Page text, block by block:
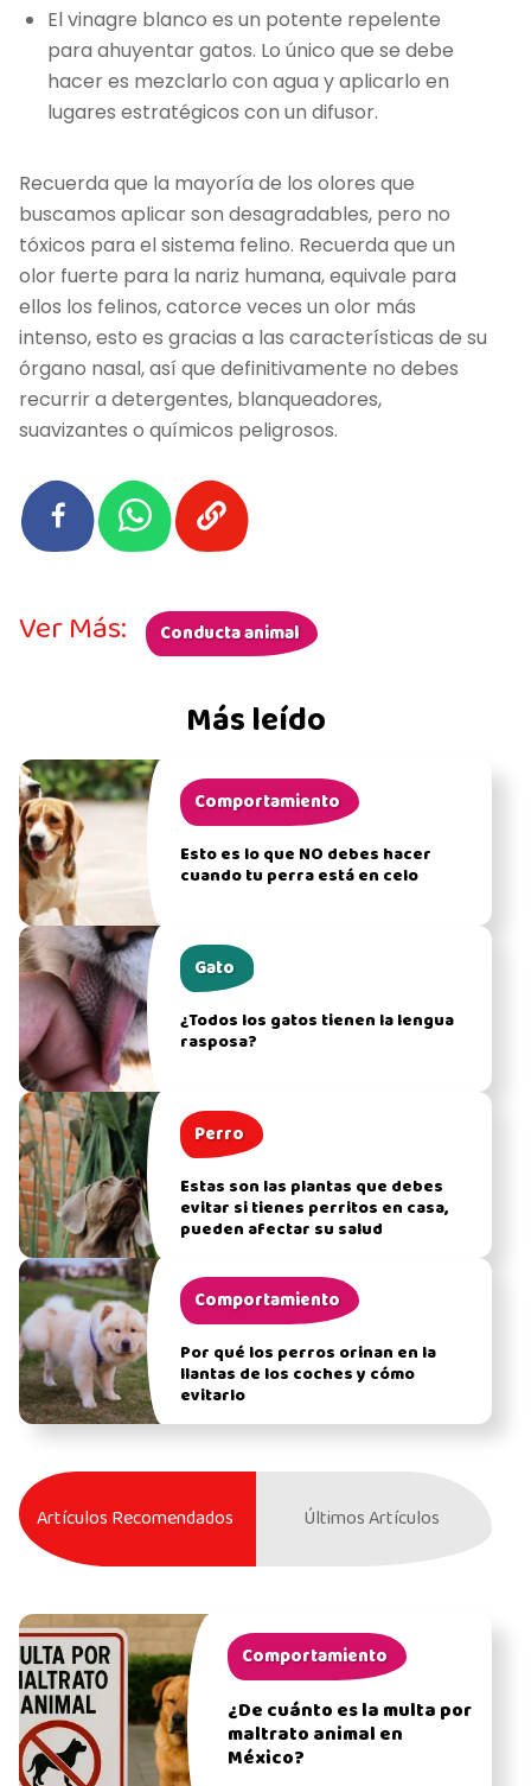
El vinagre blanco es un potente repelente
para ahuyentar gatos. Lo único que se debe
hacer es mezclarlo con agua y aplicarlo en
lugares estratégicos con un difusor.
Recuerda que la mayoría de los olores que
buscamos aplicar son desagradables, pero no
tóxicos para el sistema felino. Recuerda que un
olor fuerte para la nariz humana, equivale para
ellos los felinos, catorce veces un olor más
intenso, esto es gracias a las características de su
órgano nasal, así que definitivamente no debes
recurrir a detergentes, blanqueadores,
suavizantes o químicos peligrosos.
Más leído
Comportamiento
Esto es lo que NO debes hacer
cuando tu perra está en celo
Gato
¿Todos los gatos tienen la lengua
rasposa?
Perro
Estas son las plantas que debes
evitar si tienes perritos en casa,
pueden afectar su salud
Comportamiento
Por qué los perros orinan en la
llantas de los coches y cómo
evitarlo
Ver Más: Conducta animal
Artículos Recomendados Últimos Artículos
Comportamiento
¿De cuánto es la multa por
maltrato animal en
México?